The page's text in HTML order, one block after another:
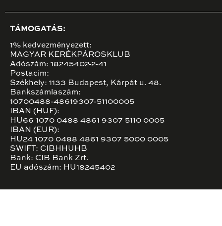
TÁMOGATÁS:
1% kedvezményezett:
MAGYAR KERÉKPÁROSKLUB
Adószám: 18245402-2-41
Postacím:
Székhely: 1133 Budapest, Kárpát u. 48.
Bankszámlaszám:
10700488-48619307-51100005
IBAN (HUF):
HU66 1070 0488 4861 9307 5110 0005
IBAN (EUR):
HU24 1070 0488 4861 9307 5000 0005
SWIFT: CIBHHUHB
Bank: CIB Bank Zrt.
EU adószám: HU18245402